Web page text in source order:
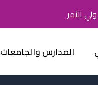
الأمر
المدارس والجامعات